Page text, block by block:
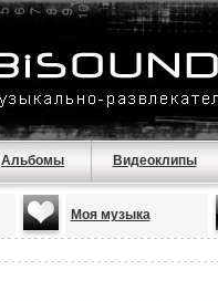
Альбомы Видеоклипы
Моя музыка